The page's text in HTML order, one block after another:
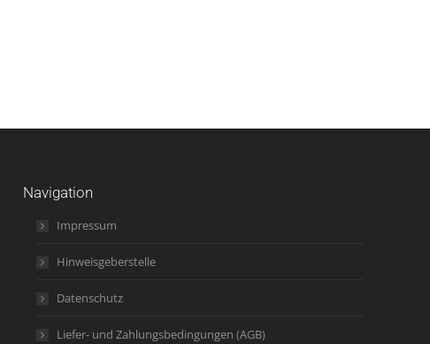
Navigation
Impressum
Hinweisgeberstelle
Datenschutz
Liefer- und Zahlungsbedingungen (AGB)